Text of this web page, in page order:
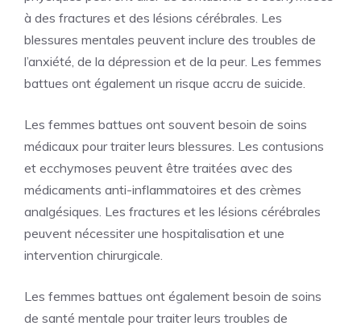
à des fractures et des lésions cérébrales. Les
blessures mentales peuvent inclure des troubles de
l’anxiété, de la dépression et de la peur. Les femmes
battues ont également un risque accru de suicide.
Les femmes battues ont souvent besoin de soins
médicaux pour traiter leurs blessures. Les contusions
et ecchymoses peuvent être traitées avec des
médicaments anti-inflammatoires et des crèmes
analgésiques. Les fractures et les lésions cérébrales
peuvent nécessiter une hospitalisation et une
intervention chirurgicale.
Les femmes battues ont également besoin de soins
de santé mentale pour traiter leurs troubles de